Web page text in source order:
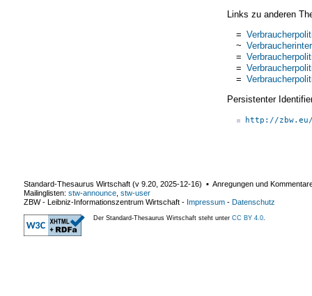
Links zu anderen
=
~
=
=
=
Persistenter
http://
Standard-Thesaurus Wirtschaft (v 9.20 2025-12-16) ▪ Anregungen und
Mailinglisten: stw-announce stw-user
ZBW - Leibniz-Informationszentrum Wirtschaft - Impressum - Datenschutz
Der Standard-Thesaurus Wirtschaft steht unter CC BY 4.0